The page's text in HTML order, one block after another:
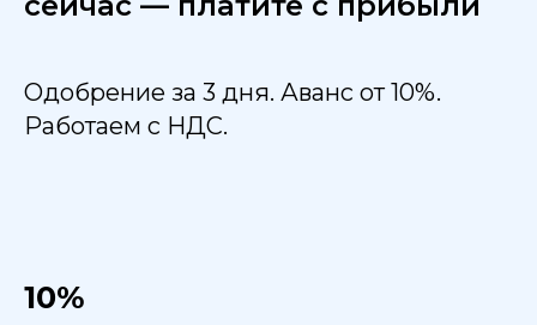
Одобрение за 3 дня. Аванс от 10%.
Работаем с НДС.
10%